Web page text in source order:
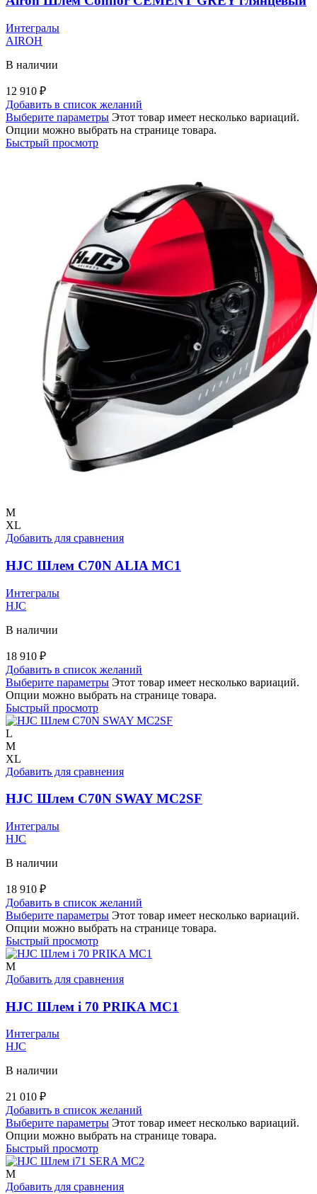
Интегралы
AIROH
В наличии
12 910 ₽
Добавить в список желаний
Выберите параметры Этот товар имеет несколько вариаций.
Опции можно выбрать на странице товара.
Быстрый просмотр
M
XL
Добавить для сравнения
HJC Шлем C70N ALIA MC1
Интегралы
HJC
В наличии
18 910 ₽
Добавить в список желаний
Выберите параметры Этот товар имеет несколько вариаций.
Опции можно выбрать на странице товара.
Быстрый просмотр
L
M
XL
Добавить для сравнения
HJC Шлем C70N SWAY MC2SF
Интегралы
HJC
В наличии
18 910 ₽
Добавить в список желаний
Выберите параметры Этот товар имеет несколько вариаций.
Опции можно выбрать на странице товара.
Быстрый просмотр
M
Добавить для сравнения
HJC Шлем i 70 PRIKA MC1
Интегралы
HJC
В наличии
21 010 ₽
Добавить в список желаний
Выберите параметры Этот товар имеет несколько вариаций.
Опции можно выбрать на странице товара.
Быстрый просмотр
M
Добавить для сравнения